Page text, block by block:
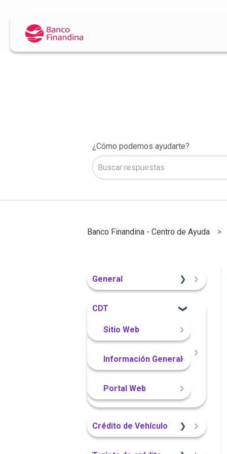
¿Cómo podemos ayudarte?
Banco Finandina - Centro de Ayuda
General
CDT
Sitio Web
Información General
Portal Web
Crédito de Vehículo